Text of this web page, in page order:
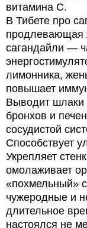
витамина С.
В Тибете про
продлевающая
сагандайли —
лимонника,
повышает
Выводит шлаки
бронхов и
сосудистой
Способствует
Укрепляет
омолаживает
«похмельный»
чужеродные и
длительное
настоялся не